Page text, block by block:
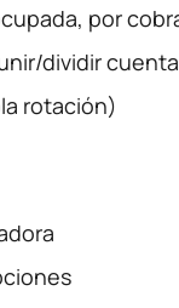
por
dividir
rotación)